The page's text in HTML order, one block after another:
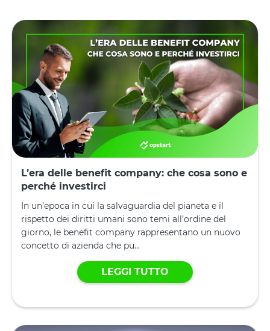
L’era delle benefit company: che cosa sono e
perché investirci
In un’epoca in cui la salvaguardia del pianeta e il
rispetto dei diritti umani sono temi all’ordine del
giorno, le benefit company rappresentano un nuovo
concetto di azienda che pu...
LEGGI TUTTO